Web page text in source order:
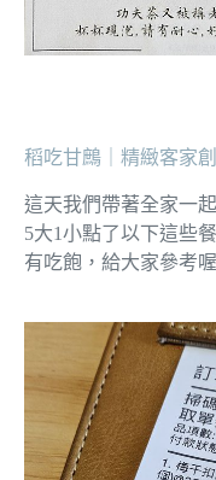
稻吃甘鷓｜精緻客家
這天我們帶著全家一
5大1小點了以下這些
有吃飽，給大家參考喔